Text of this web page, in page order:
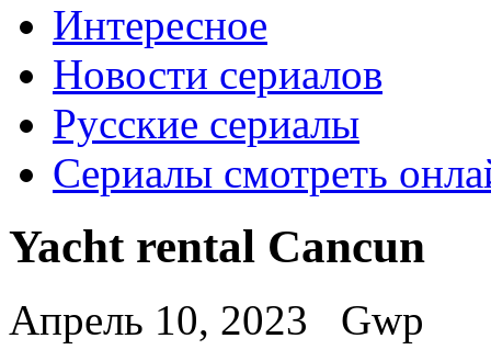
Интересное
Новости сериалов
Русские сериалы
Сериалы смотреть
Yacht rental Cancun
Апрель 10, 2023
Gwp